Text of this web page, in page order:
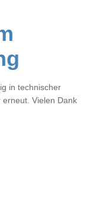
in technischer
Vielen Dank